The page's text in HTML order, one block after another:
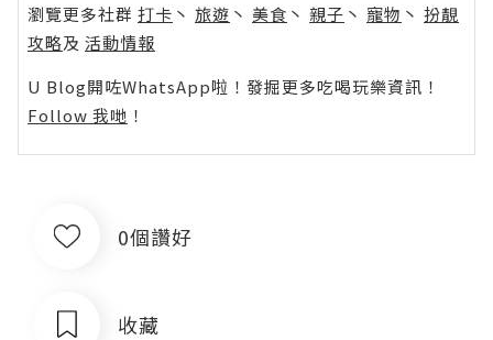
瀏覽更多社群 打卡 丶 旅遊 丶 美食 丶 親子 丶 寵物 丶 扮靚
攻略及 活動情報
U Blog開咗WhatsApp啦！發掘更多吃喝玩樂資訊！
Follow 我哋 ！
0個讚好
收藏